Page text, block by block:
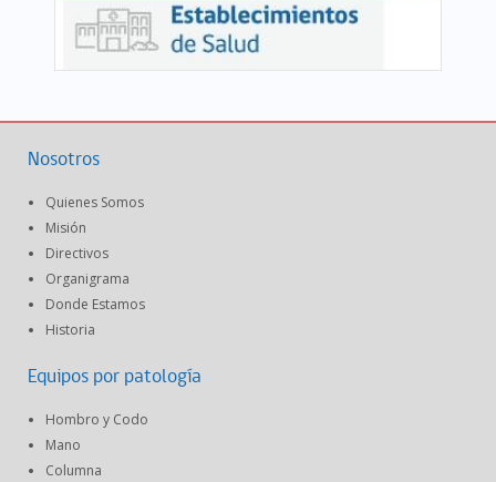
Nosotros
Quienes Somos
Misión
Directivos
Organigrama
Donde Estamos
Historia
Equipos por patología
Hombro y Codo
Mano
Columna